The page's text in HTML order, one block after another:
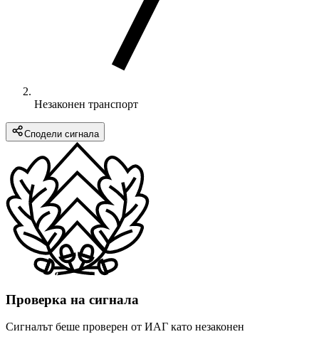
Незаконен транспорт
Сподели сигнала
Проверка на сигнала
Сигналът беше проверен от ИАГ като незаконен